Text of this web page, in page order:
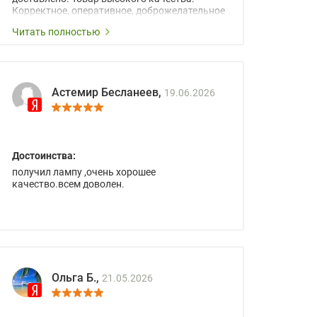
Корректное, оперативное, доброжелательное
Читать полностью
Астемир Бесланеев, 19.06.2026
Достоинства:
получил лампу ,очень хорошее
качество.всем доволен.
Ольга Б., 21.05.2026